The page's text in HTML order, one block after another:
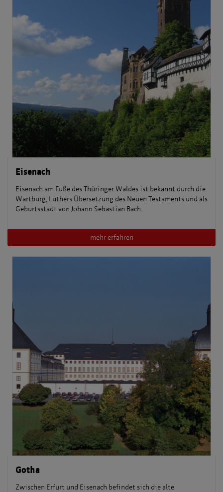
Eisenach
Eisenach am Fuße des Thüringer Waldes ist bekannt durch die
Wartburg, Luthers Übersetzung des Neuen Testaments und als
Geburtsstadt von Johann Sebastian Bach.
mehr erfahren
Gotha
Zwischen Erfurt und Eisenach befindet sich die alte